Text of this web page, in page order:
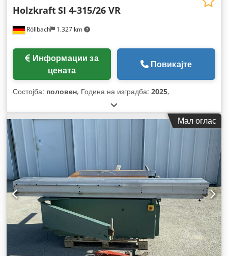
Röllbach 1.327 km
HolzkraftSI 4-315/26 VR
цената
Повикајте
Состојба: половен, Година на изградба: 2025,
Мал оглас